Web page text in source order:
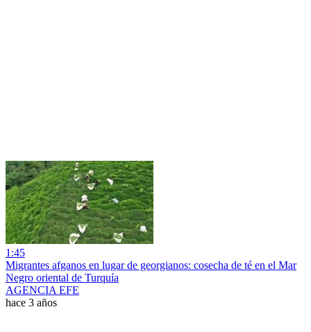
1:45
Migrantes afganos en lugar de georgianos: cosecha de té en el Mar
Negro oriental de Turquía
AGENCIA EFE
hace 3 años